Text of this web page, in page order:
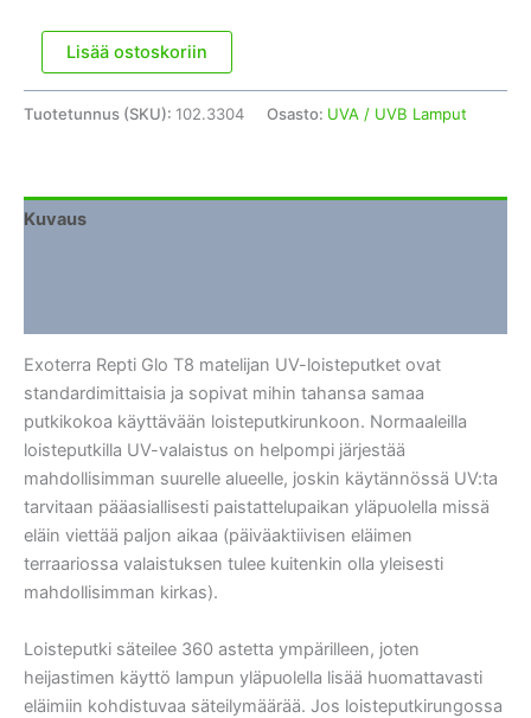
Exoterra
Repti
UVB
Lisää ostoskoriin
Tuotetunnus (SKU): 102.3304 Osasto: UVA / UVB Lamput
Kuvaus
Exoterra Repti Glo T8 matelijan UV-loisteputket ovat
standardimittaisia ja sopivat mihin tahansa samaa
putkikokoa käyttävään loisteputkirunkoon. Normaaleilla
loisteputkilla UV-valaistus on helpompi järjestää
mahdollisimman suurelle alueelle, joskin käytännössä UV:ta
tarvitaan pääasiallisesti paistattelupaikan yläpuolella missä
eläin viettää paljon aikaa (päiväaktiivisen eläimen
terraariossa valaistuksen tulee kuitenkin olla yleisesti
mahdollisimman kirkas).
Loisteputki säteilee 360 astetta ympärilleen, joten
heijastimen käyttö lampun yläpuolella lisää huomattavasti
eläimiin kohdistuvaa säteilymäärää. Jos loisteputkirungossa